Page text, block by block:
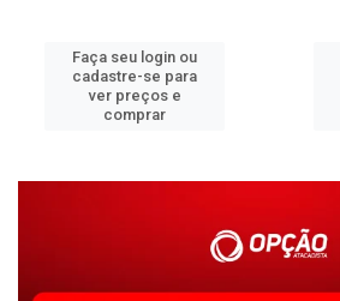
Faça seu login ou
cadastre-se para
ver preços e
comprar